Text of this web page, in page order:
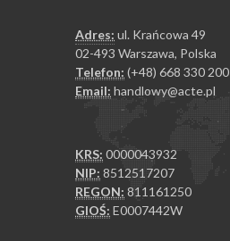
Adres: ul. Krańcowa 49
02-493 Warszawa, Polska
Telefon: (+48) 668 330 200
Email: handlowy@acte.pl
KRS: 0000043932
NIP: 8512517207
REGON: 811161250
GIOŚ: E0007442W